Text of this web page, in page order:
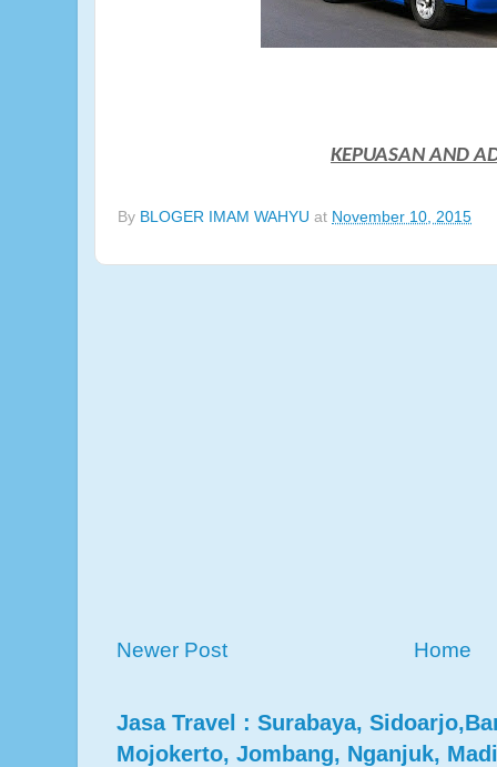
KEPUASAN AND
By BLOGER IMAM WAHYU at November 10, 2015
Newer Post Home
Jasa Travel : Surabaya,
Mojokerto, Jombang, Nganjuk,